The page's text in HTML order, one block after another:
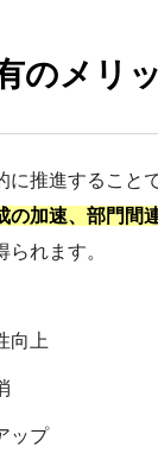
のメリ
推進することで
の加速、部門間
れます。
向上
ップ